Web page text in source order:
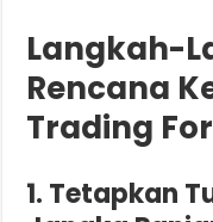
Langkah-
Rencana
Trading
1. Tetapkan